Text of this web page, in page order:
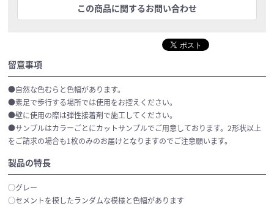
この商品に関するお問い合わせ
留意事項
●自然な色むらと色幅があります。
●素足で歩行する場所では使用をお控えください。
●壁に使用の際は弾性接着剤で施工してください。
●サンプルはカラーごとにカットサンプルでご用意しております。2形状以上
をご請求の場合も1枚のみのお届けとなりますのでご注意願います。
製品の特長
○グレー
○セメントを模したランダムな模様と色幅があります